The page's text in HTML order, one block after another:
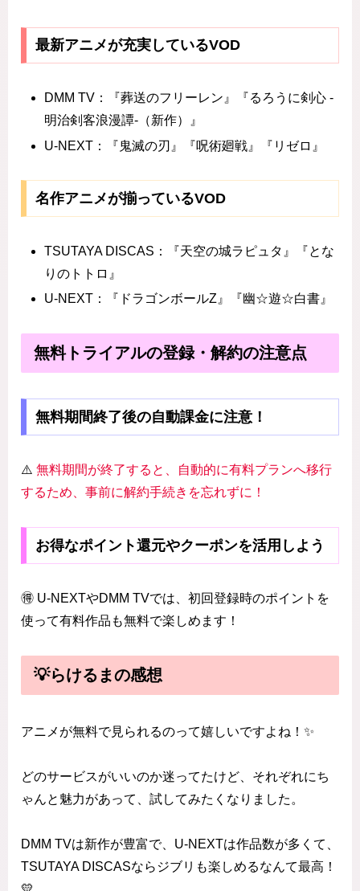
最新アニメが充実しているVOD
DMM TV：『葬送のフリーレン』『るろうに剣心 -
明治剣客浪漫譚-（新作）』
U-NEXT：『鬼滅の刃』『呪術廻戦』『リゼロ』
名作アニメが揃っているVOD
TSUTAYA DISCAS：『天空の城ラピュタ』『とな
りのトトロ』
U-NEXT：『ドラゴンボールZ』『幽☆遊☆白書』
無料トライアルの登録・解約の注意点
無料期間終了後の自動課金に注意！
⚠️ 無料期間が終了すると、自動的に有料プランへ移行
するため、事前に解約手続きを忘れずに！
お得なポイント還元やクーポンを活用しよう
🉐 U-NEXTやDMM TVでは、初回登録時のポイントを
使って有料作品も無料で楽しめます！
💡らけるまの感想
アニメが無料で見られるのって嬉しいですよね！✨
どのサービスがいいのか迷ってたけど、それぞれにち
ゃんと魅力があって、試してみたくなりました。
DMM TVは新作が豊富で、U-NEXTは作品数が多くて、
TSUTAYA DISCASならジブリも楽しめるなんて最高！